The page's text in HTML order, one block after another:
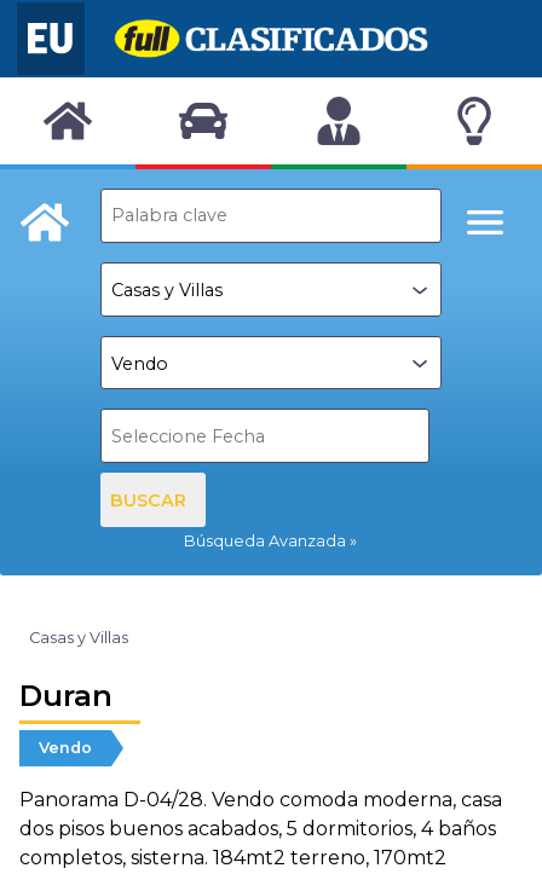
BUSCAR
Búsqueda Avanzada
Casas y Villas
Duran
Vendo
Panorama D-04/28. Vendo comoda moderna, casa
dos pisos buenos acabados, 5 dormitorios, 4 baños
completos, sisterna. 184mt2 terreno, 170mt2